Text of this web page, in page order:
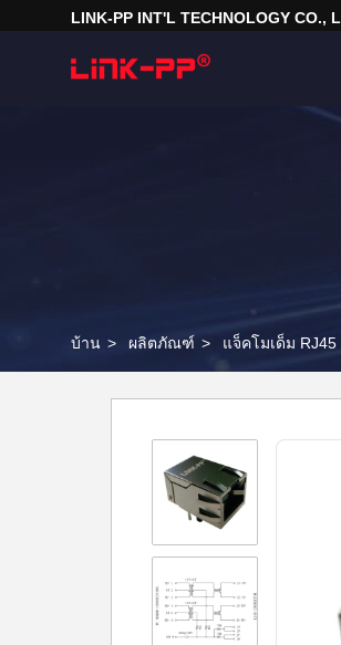
LINK-PP INT'L TECHNOLOGY CO.,
บ้าน > ผลิตภัณฑ์ > แจ็คโมเด็ม RJ45